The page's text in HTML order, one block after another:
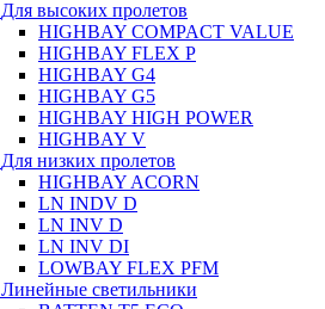
Для высоких пролетов
HIGHBAY COMPACT VALUE
HIGHBAY FLEX P
HIGHBAY G4
HIGHBAY G5
HIGHBAY HIGH POWER
HIGHBAY V
Для низких пролетов
HIGHBAY ACORN
LN INDV D
LN INV D
LN INV DI
LOWBAY FLEX PFM
Линейные светильники